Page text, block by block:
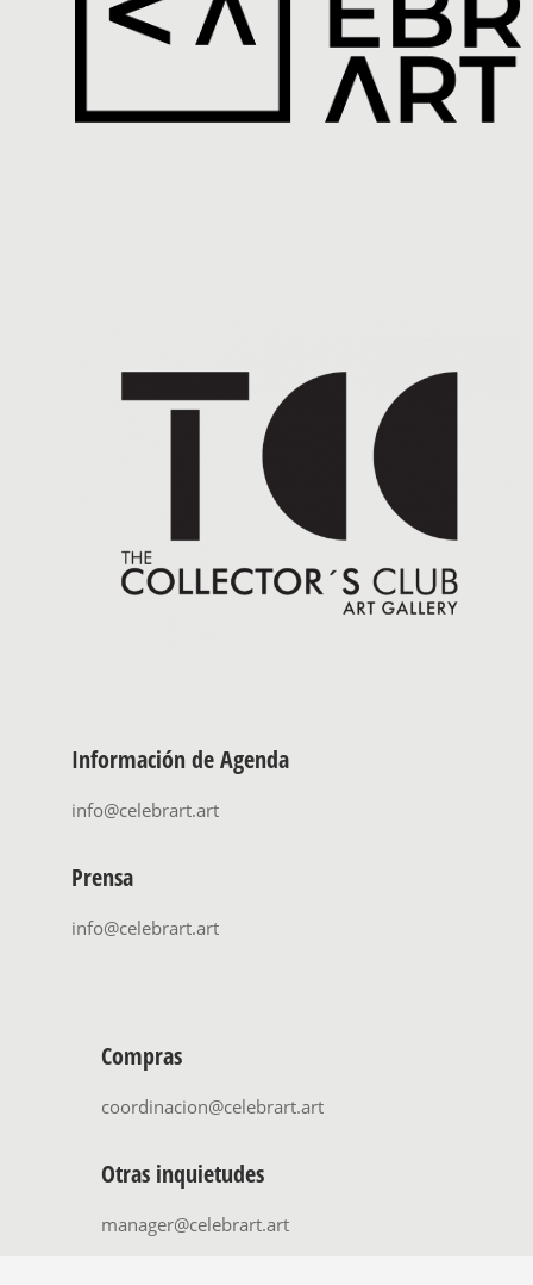
Información de Agenda
info@celebrart.art
Prensa
info@celebrart.art
Compras
coordinacion@celebrart.art
Otras inquietudes
manager@celebrart.art